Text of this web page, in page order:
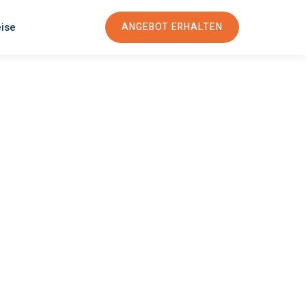
ANGEBOT ERHALTEN